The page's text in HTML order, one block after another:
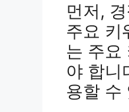
먼저,
주요 키
는 주요
야 합니
용할 수